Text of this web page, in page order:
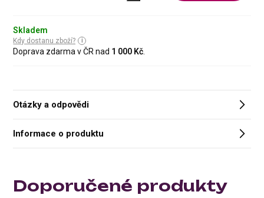
Skladem
Kdy dostanu zboží?
Doprava zdarma v ČR nad 1 000 Kč
Otázky a odpovědi
Informace o produktu
Doporučené produkty